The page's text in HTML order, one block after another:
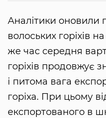
Аналітики оновили
волоських горіхів
же час середня
горіхів продовжує
і питома вага
горіха. При цьому
експортованого в